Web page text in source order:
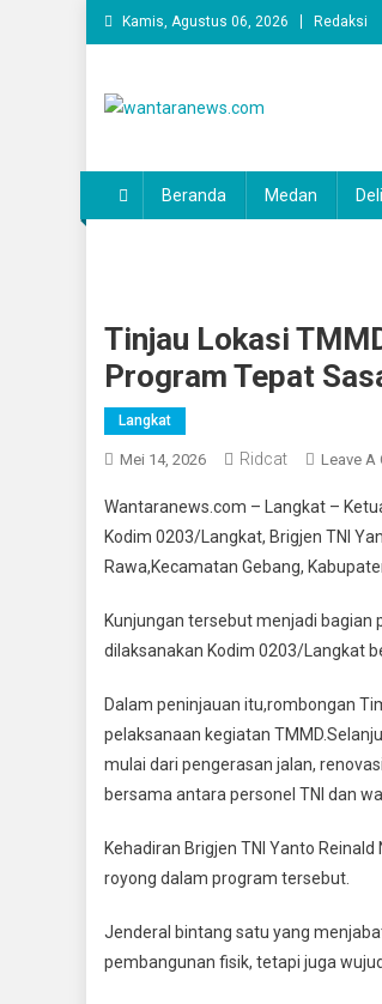
Skip
to
Kamis, Agustus 06, 2026 Redaksi
Beranda Medan
Tinjau Lokasi
Program Tepat
Langkat
Mei 14, 2026 Ridcat Leave A
Wantaranews.com – Langkat –
Kodim 0203/Langkat, Brigjen TNI
Rawa,Kecamatan Gebang,
Kunjungan tersebut menjadi
dilaksanakan Kodim 0203/Langkat
Dalam peninjauan itu,rombongan
pelaksanaan kegiatan
mulai dari pengerasan jalan,
bersama antara personel TNI dan
Kehadiran Brigjen TNI Yanto
royong dalam program tersebut.
Jenderal bintang satu yang
pembangunan fisik, tetapi juga